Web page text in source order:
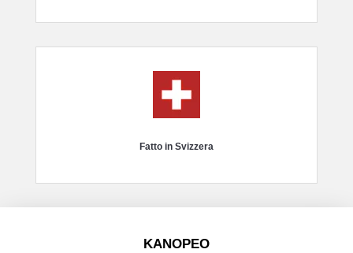
Fatto in Svizzera
KANOPEO